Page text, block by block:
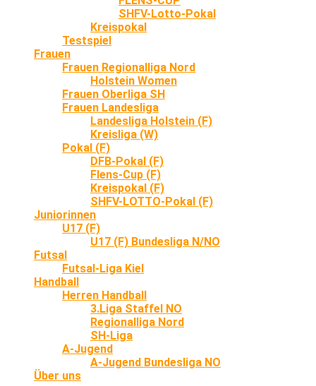
SHFV-Lotto-Pokal
Kreispokal
Testspiel
Frauen
Frauen Regionalliga Nord
Holstein Women
Frauen Oberliga SH
Frauen Landesliga
Landesliga Holstein (F)
Kreisliga (W)
Pokal (F)
DFB-Pokal (F)
Flens-Cup (F)
Kreispokal (F)
SHFV-LOTTO-Pokal (F)
Juniorinnen
U17 (F)
U17 (F) Bundesliga N/NO
Futsal
Futsal-Liga Kiel
Handball
Herren Handball
3.Liga Staffel NO
Regionalliga Nord
SH-Liga
A-Jugend
A-Jugend Bundesliga NO
Über uns